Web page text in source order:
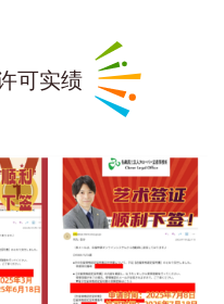
可实绩